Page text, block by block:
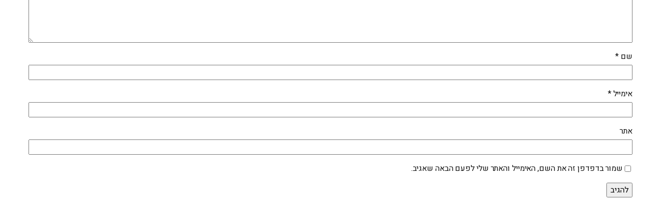
שם *
אימייל*
אתר
שמור בדפדפן זה את השם, האימייל והאתר שלי לפעם הבאה שאגיב.